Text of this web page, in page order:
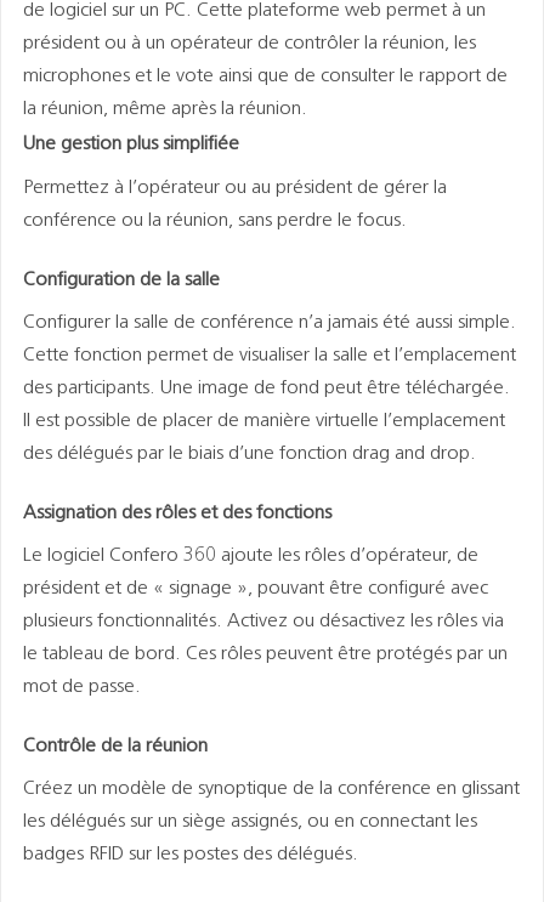
de logiciel sur un PC. Cette plateforme web permet à un
président ou à un opérateur de contrôler la réunion, les
microphones et le vote ainsi que de consulter le rapport de
la réunion, même après la réunion.
Une gestion plus simplifiée
Permettez à l’opérateur ou au président de gérer la
conférence ou la réunion, sans perdre le focus.
Configuration de la salle
Configurer la salle de conférence n’a jamais été aussi simple.
Cette fonction permet de visualiser la salle et l’emplacement
des participants. Une image de fond peut être téléchargée.
Il est possible de placer de manière virtuelle l’emplacement
des délégués par le biais d’une fonction drag and drop.
Assignation des rôles et des fonctions
Le logiciel Confero 360 ajoute les rôles d’opérateur, de
président et de « signage », pouvant être configuré avec
plusieurs fonctionnalités. Activez ou désactivez les rôles via
le tableau de bord. Ces rôles peuvent être protégés par un
mot de passe.
Contrôle de la réunion
Créez un modèle de synoptique de la conférence en glissant
les délégués sur un siège assignés, ou en connectant les
badges RFID sur les postes des délégués.